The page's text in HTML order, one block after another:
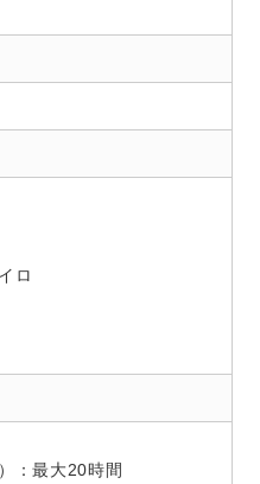
ロ
：最大20時間